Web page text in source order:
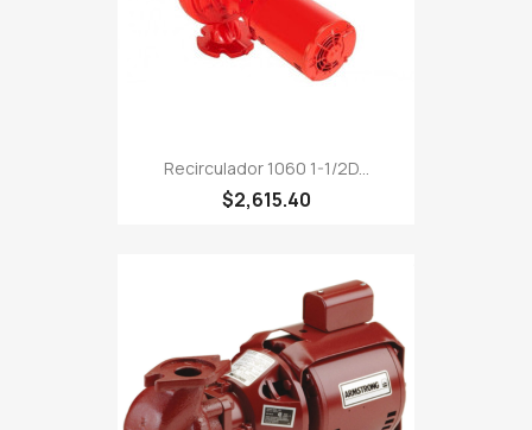
Recirculador 1060 1-1/2D...
$2,615.40